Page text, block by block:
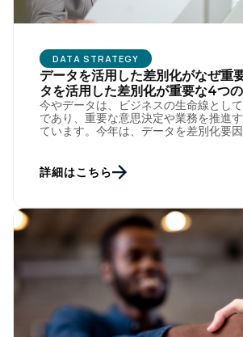
DATA STRATEGY
データを活用した差別化がなぜ重
タを活用した差別化が重要な4つ
今やデータは、ビジネスの生命線とし
であり、重要な意思決定や業務を推進
ています。今年は、データを差別化要
詳細はこちら